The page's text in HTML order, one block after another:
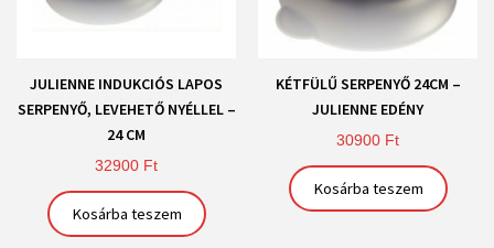
JULIENNE INDUKCIÓS LAPOS
SERPENYŐ, LEVEHETŐ NYÉLLEL –
24 CM
32900 Ft
Kosárba teszem
KÉTFÜLŰ SERPENYŐ 24CM –
JULIENNE EDÉNY
30900 Ft
Kosárba teszem